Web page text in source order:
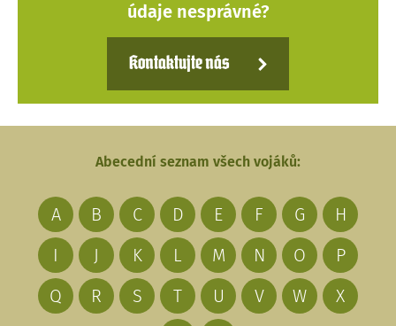
údaje nesprávné?
Kontaktujte nás
Abecední seznam všech vojáků:
A B C D E F G
H
I
J K L M N O
P
Q
R S T U V W
X